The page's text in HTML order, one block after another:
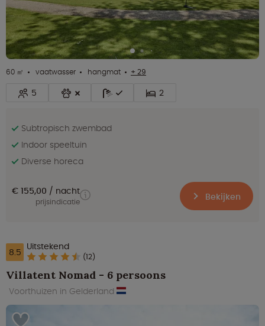
60 ㎡ vaatwasser hangmat + 29
5 2
Subtropisch zwembad
Indoor speeltuin
Diverse horeca
€ 155,00 nacht
prijsindicatie Bekijken
8.5 Uitstekend
(12)
Villatent Nomad - 6 persoons
Voorthuizen in Gelderland